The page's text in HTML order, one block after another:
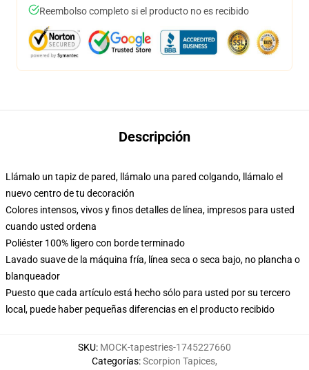
Reembolso completo si el producto no es recibido
Descripción
Llámalo un tapiz de pared, llámalo una pared colgando, llámalo el
nuevo centro de tu decoración
Colores intensos, vivos y finos detalles de línea, impresos para usted
cuando usted ordena
Poliéster 100% ligero con borde terminado
Lavado suave de la máquina fría, línea seca o seca bajo, no plancha o
blanqueador
Puesto que cada artículo está hecho sólo para usted por su tercero
local, puede haber pequeñas diferencias en el producto recibido
SKU: MOCK-tapestries-1745227660
Categorías:Scorpion Tapices,